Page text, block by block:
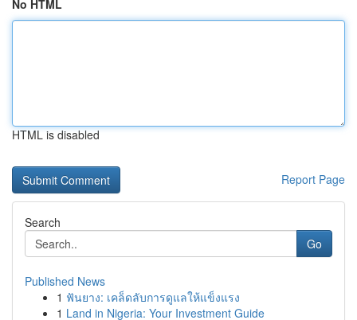
No HTML
HTML is disabled
Report Page
Search
Go
Published News
1 ฟันยาง: เคล็ดลับการดูแลให้แข็งแรง
1 Land in Nigeria: Your Investment Guide